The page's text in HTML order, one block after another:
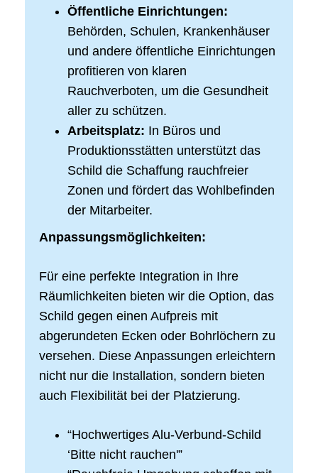
Öffentliche Einrichtungen:
Behörden, Schulen, Krankenhäuser
und andere öffentliche Einrichtungen
profitieren von klaren
Rauchverboten, um die Gesundheit
aller zu schützen.
Arbeitsplatz: In Büros und
Produktionsstätten unterstützt das
Schild die Schaffung rauchfreier
Zonen und fördert das Wohlbefinden
der Mitarbeiter.
Anpassungsmöglichkeiten:
Für eine perfekte Integration in Ihre
Räumlichkeiten bieten wir die Option, das
Schild gegen einen Aufpreis mit
abgerundeten Ecken oder Bohrlöchern zu
versehen. Diese Anpassungen erleichtern
nicht nur die Installation, sondern bieten
auch Flexibilität bei der Platzierung.
“Hochwertiges Alu-Verbund-Schild
‘Bitte nicht rauchen'”